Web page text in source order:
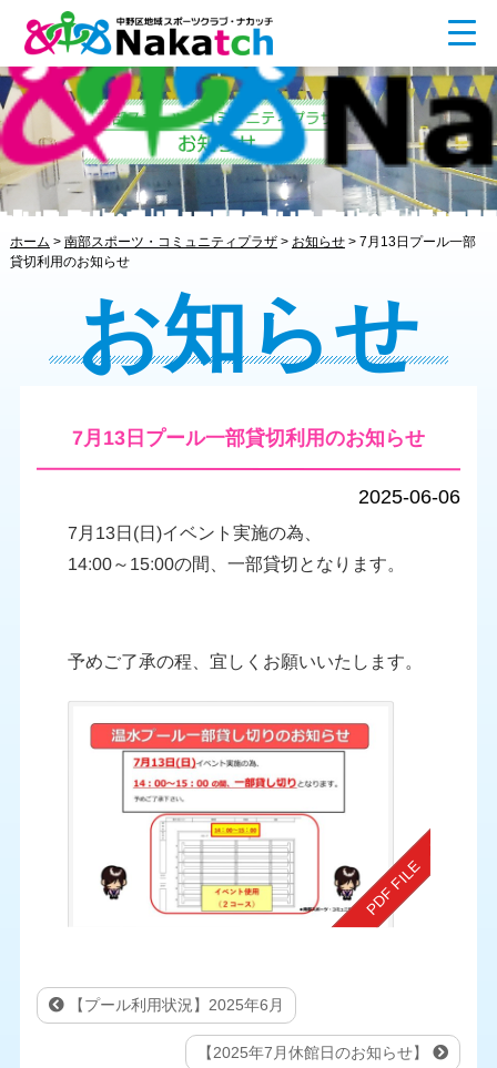
ホーム > 南部スポーツ・コミュニティプラザ> お知らせ> 7月13日プール一部
貸切利用のお知らせ
お知らせ
7月13日プール一部貸切利用のお知らせ
2025-06-06
7月13日(日)イベント実施の為、
14:00～15:00の間、一部貸切となります。
予めご了承の程、宜しくお願いいたします。
【プール利用状況】2025年6月
【2025年7月休館日のお知らせ】